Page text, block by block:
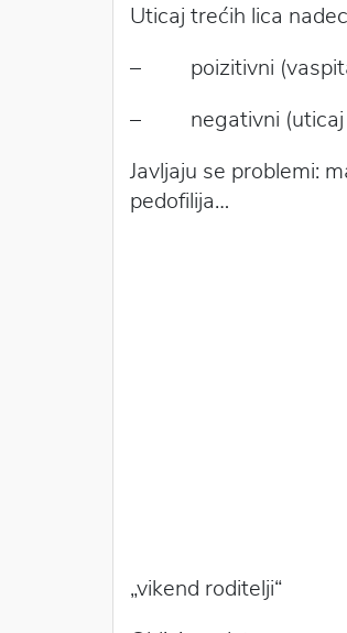
Uticaj trećih lica
– poizitivni
– negativni (uticaj
Javljaju se problemi:
pedofilija…
„vikend roditelji“